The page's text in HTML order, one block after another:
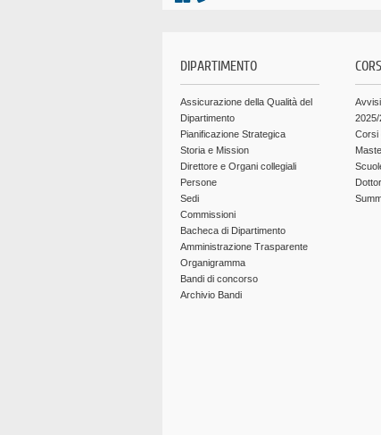
DIPARTIMENTO
Assicurazione della Qualità del
Dipartimento
Pianificazione Strategica
Storia e Mission
Direttore e Organi collegiali
Persone
Sedi
Commissioni
Bacheca di Dipartimento
Amministrazione Trasparente
Organigramma
Bandi di concorso
Archivio Bandi
CORSI
2025/
Corsi